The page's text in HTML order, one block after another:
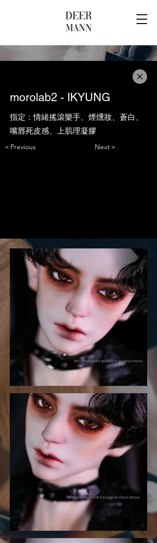
morolab2 - IKYUNG
指定：情緒搖滾樂手、煙燻妝、蒼白、
嘴唇死皮感、上肌理凝膠
＜Previous Next＞